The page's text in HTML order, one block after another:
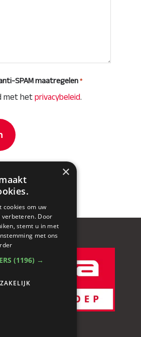
SPAM maatregelen *
met het privacybeleid.
×
cookies om uw
Door
stemt u in met
met ons
(1196) →